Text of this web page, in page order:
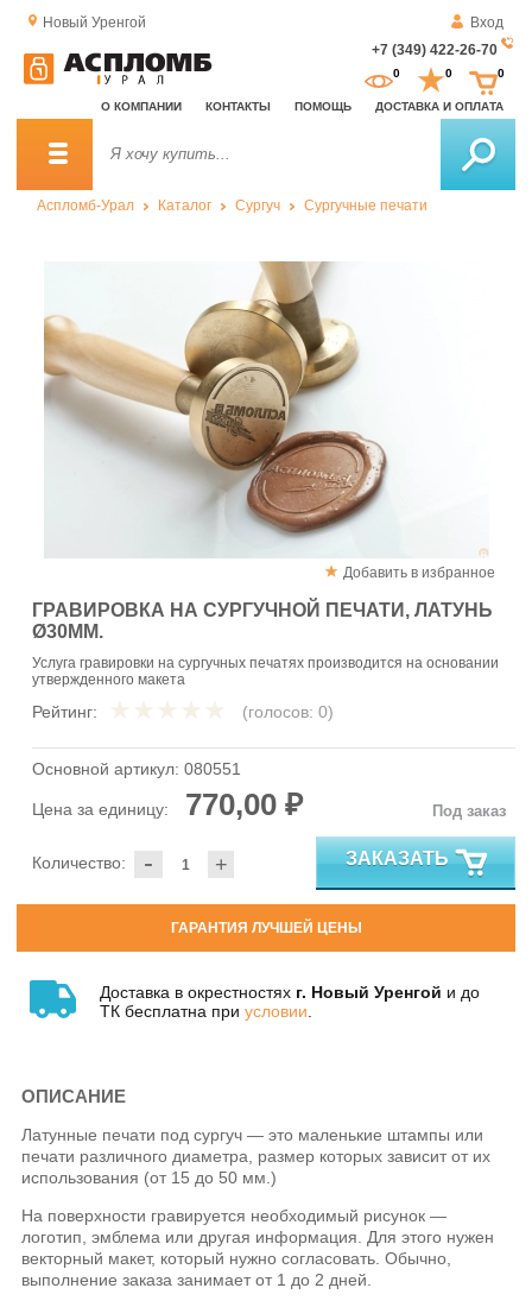
Новый Уренгой
Вход
+7 (349) 422-26-70
О КОМПАНИИ КОНТАКТЫ ПОМОЩЬ ДОСТАВКА И ОПЛАТА
0 0 0
Аспломб-Урал Каталог Сургуч Сургучные печати
Добавить в избранное
ГРАВИРОВКА НА СУРГУЧНОЙ ПЕЧАТИ, ЛАТУНЬ
Ø30ММ.
Услуга гравировки на сургучных печатях производится на основании
утвержденного макета
Рейтинг: (голосов: 0)
Основной артикул: 080551
Цена за единицу: 770,00 ₽
- +
Количество:
Под заказ
ЗАКАЗАТЬ
ГАРАНТИЯ ЛУЧШЕЙ ЦЕНЫ
Доставка в окрестностях г. Новый Уренгой и до
ТК бесплатна при условии
ОПИСАНИЕ
Латунные печати под сургуч — это маленькие штампы или
печати различного диаметра, размер которых зависит от их
использования (от 15 до 50 мм.)
На поверхности гравируется необходимый рисунок —
логотип, эмблема или другая информация. Для этого нужен
векторный макет, который нужно согласовать. Обычно,
выполнение заказа занимает от 1 до 2 дней.